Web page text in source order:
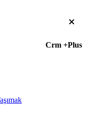
Crm +Plus